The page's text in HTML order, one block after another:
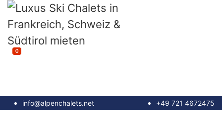
0
info@alpenchalets.net +49 721 4672475